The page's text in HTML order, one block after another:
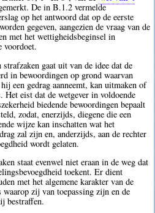
De in B.1.2 vermelde
op het antwoord dat op de eerste
gegeven, aangezien de vraag van de
met het wettigheidsbeginsel in
voordoet.
gaat uit van de idee dat de
in bewoordingen op grond waarvan
een gedrag aanneemt, kan uitmaken of
Het eist dat de wetgever in voldoende
biedende bewoordingen bepaalt
zodat, enerzijds, diegene die een
wijze kan inschatten wat het
zal zijn en, anderzijds, aan de rechter
wordt gelaten.
staat evenwel niet eraan in de weg dat
toekent. Er dient
met het algemene karakter van de
zij van toepassing zijn en de
bestraffen.